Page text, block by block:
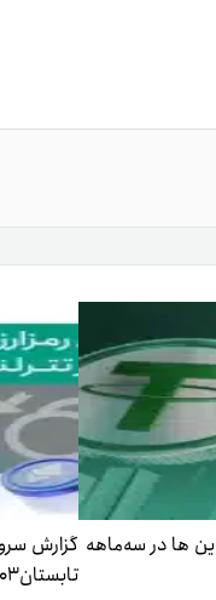
ها در سه‌ماهه گزارش
تابستان۱۴۰۳